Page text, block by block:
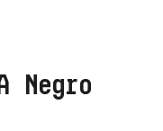
Negro